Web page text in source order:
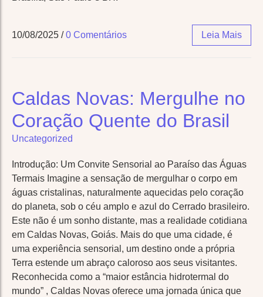
Helicopter or Seaplane Tours
Royal Palace & Castle Stays
Solo Trip:
Wildlife Safari
Spa & Wellness Retreat
Museum & Art Gallery Tour
Wine & Vineyard Retreat
Solo Cruise
Adventure
Hot
Deal
Helicopter or Seaplane Tours
Royal Palace & Castle Stays
Solo Trip:
Wildlife Safari
Spa & Wellness Retreat
Museum & Art Gallery Tour
Wine & Vineyard Retreat
Solo Cruise
Adventure
Hot
Deal
10/08/2025 / 0 Comentários Leia Mais
Caldas Novas: Mergulhe no
Coração Quente do Brasil
Uncategorized
Introdução: Um Convite Sensorial ao Paraíso das Águas
Termais Imagine a sensação de mergulhar o corpo em
águas cristalinas, naturalmente aquecidas pelo coração
do planeta, sob o céu amplo e azul do Cerrado brasileiro.
Este não é um sonho distante, mas a realidade cotidiana
em Caldas Novas, Goiás. Mais do que uma cidade, é
uma experiência sensorial, um destino onde a própria
Terra estende um abraço caloroso aos seus visitantes.
Reconhecida como a “maior estância hidrotermal do
mundo” , Caldas Novas oferece uma jornada única que